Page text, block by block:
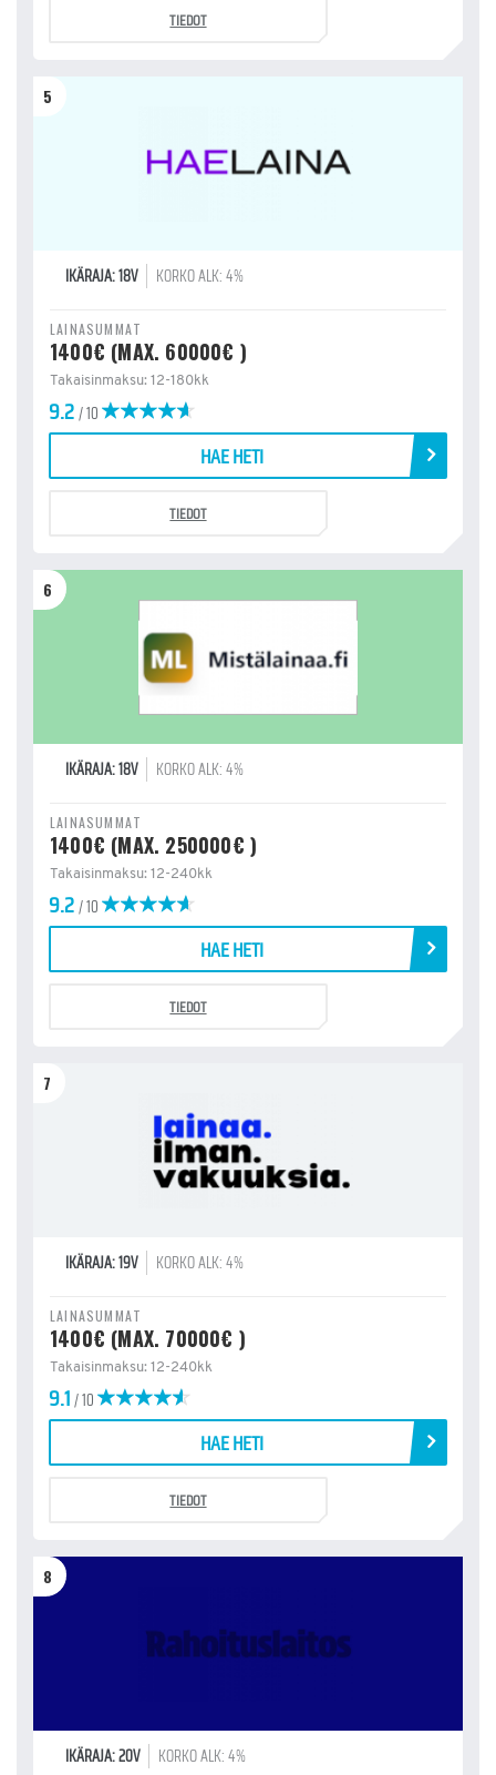
TIEDOT
5
IKÄRAJA: 18V KORKO ALK: 4%
LAINASUMMAT
1400€ (MAX. 60000€ )
Takaisinmaksu: 12-180kk
9.2/ 10
HAE HETI
TIEDOT
6
IKÄRAJA: 18V KORKO ALK: 4%
LAINASUMMAT
1400€ (MAX. 250000€ )
Takaisinmaksu: 12-240kk
9.2/ 10
HAE HETI
TIEDOT
7
IKÄRAJA: 19V KORKO ALK: 4%
LAINASUMMAT
1400€ (MAX. 70000€ )
Takaisinmaksu: 12-240kk
9.1/ 10
HAE HETI
TIEDOT
8
IKÄRAJA: 20V KORKO ALK: 4%